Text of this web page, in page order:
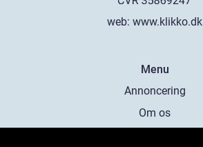
web: www.klikko.dk
Menu
Annoncering
Om os